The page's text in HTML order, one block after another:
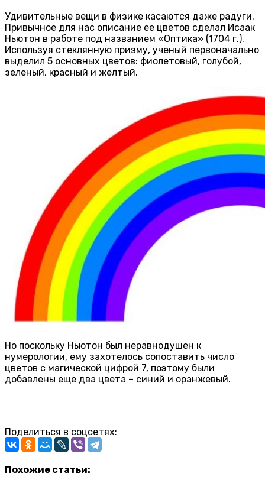
Удивительные вещи в физике касаются даже радуги.
Привычное для нас описание ее цветов сделал Исаак
Ньютон в работе под названием «Оптика» (1704 г.).
Используя стеклянную призму, ученый первоначально
выделил 5 основных цветов: фиолетовый, голубой,
зеленый, красный и желтый.
Но поскольку Ньютон был неравнодушен к
нумерологии, ему захотелось сопоставить число
цветов с магической цифрой 7, поэтому были
добавлены еще два цвета – синий и оранжевый.
Поделиться в соцсетях:
Похожие статьи: